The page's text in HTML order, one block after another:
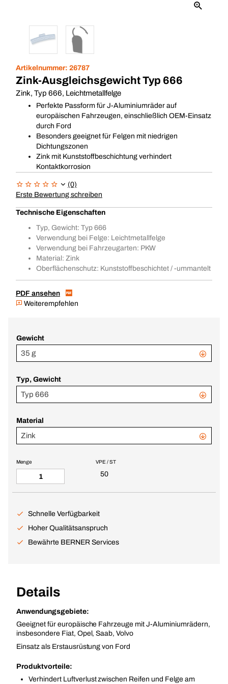
Artikelnummer: 26787
Zink-Ausgleichsgewicht Typ 666
Zink, Typ 666, Leichtmetallfelge
Perfekte Passform für J-Aluminiumräder auf
europäischen Fahrzeugen, einschließlich OEM-Einsatz
durch Ford
Besonders geeignet für Felgen mit niedrigen
Dichtungszonen
Zink mit Kunststoffbeschichtung verhindert
Kontaktkorrosion
(0)
Erste Bewertung schreiben
Technische Eigenschaften
Typ, Gewicht: Typ 666
Verwendung bei Felge: Leichtmetallfelge
Verwendung bei Fahrzeugarten: PKW
Material: Zink
Oberflächenschutz: Kunststoffbeschichtet / -ummantelt
PDF ansehen
Weiterempfehlen
Gewicht
35 g
Typ, Gewicht
Typ 666
Material
Zink
VPE / ST
50
Menge
Schnelle Verfügbarkeit
Hoher Qualitätsanspruch
Bewährte BERNER Services
Details
Anwendungsgebiete:
Geeignet für europäische Fahrzeuge mit J-Aluminiumrädern,
insbesondere Fiat, Opel, Saab, Volvo
Einsatz als Erstausrüstung von Ford
Produktvorteile:
Verhindert Luftverlust zwischen Reifen und Felge am